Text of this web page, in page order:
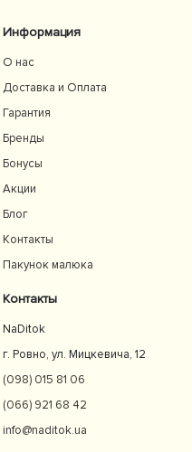
Информация
О нас
Доставка и Оплата
Гарантия
Бренды
Бонусы
Акции
Блог
Контакты
Пакунок малюка
Контакты
NaDitok
г. Ровно, ул. Мицкевича, 12
(098) 015 81 06
(066) 921 68 42
info@naditok.ua